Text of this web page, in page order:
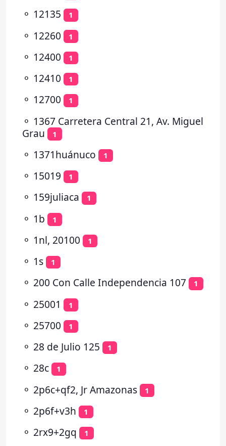
⚬ 12135 1
⚬ 12260 1
⚬ 12400 1
⚬ 12410 1
⚬ 12700 1
⚬ 1367 Carretera Central 21, Av. Miguel
Grau
1
⚬ 1371huánuco 1
⚬ 15019 1
⚬ 159juliaca 1
⚬ 1b 1
⚬ 1nl, 20100 1
⚬ 1s 1
⚬ 200 Con Calle Independencia 107 1
⚬ 25001 1
⚬ 25700 1
⚬ 28 de Julio 125 1
⚬ 28c 1
⚬ 2p6c+qf2, Jr Amazonas 1
⚬ 2p6f+v3h 1
⚬ 2rx9+2gq 1